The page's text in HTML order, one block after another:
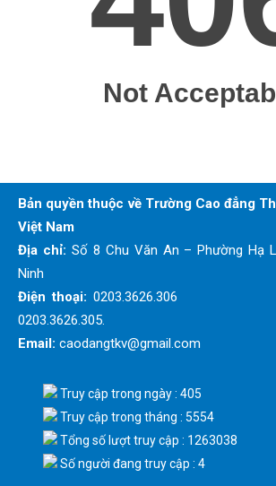
Bản quyền thuộc về Trường Cao đẳng
Việt Nam
Địa chỉ: Số 8 Chu Văn An – Phường Hạ
Ninh
Điện thoại:
0203.3626.305.
Email: caodangtkv@gmail.com
Truy cập trong ngày : 405
Truy cập trong tháng : 5554
Tổng số lượt truy cập : 1263038
Số người đang truy cập : 4